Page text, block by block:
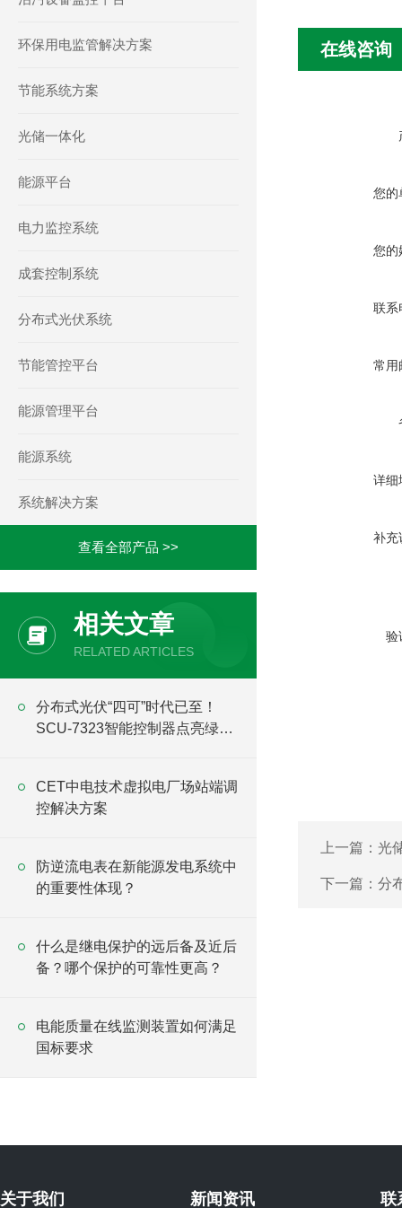
环保用电监管解决方案
节能系统方案
光储一体化
能源平台
电力监控系统
成套控制系统
分布式光伏系统
节能管控平台
能源管理平台
能源系统
系统解决方案
查看全部产品 >>
相关文章
RELATED ARTICLES
分布式光伏“四可”时代已至！
SCU-7323智能控制器点亮绿色
CET中电技术虚拟电厂场站端调
控解决方案
防逆流电表在新能源发电系统中
的重要性体现？
什么是继电保护的远后备及近后
备？哪个保护的可靠性更高？
电能质量在线监测装置如何满足
国标要求
在线咨询
您的
您的
联系
常用
详细
补充
验
上一篇： 光
下一篇： 分
关于我们 新闻资讯 联